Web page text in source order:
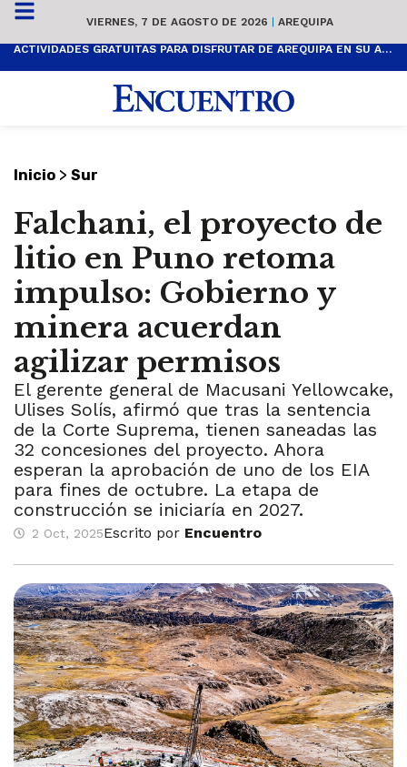
VIERNES, 7 DE AGOSTO DE 2026 | AREQUIPA
ACTIVIDADES GRATUITAS PARA DISFRUTAR DE AREQUIPA EN SU ANIVERSARIO
Inicio > Sur
Falchani, el proyecto de
litio en Puno retoma
impulso: Gobierno y
minera acuerdan
agilizar permisos
El gerente general de Macusani Yellowcake,
Ulises Solís, afirmó que tras la sentencia
de la Corte Suprema, tienen saneadas las
32 concesiones del proyecto. Ahora
esperan la aprobación de uno de los EIA
para fines de octubre. La etapa de
construcción se iniciaría en 2027.
2 Oct, 2025Escrito por Encuentro